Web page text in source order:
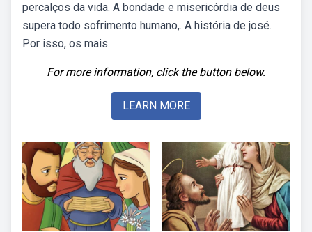
percalços da vida. A bondade e misericórdia de deus
supera todo sofrimento humano,. A história de josé.
Por isso, os mais.
For more information, click the button below.
LEARN MORE